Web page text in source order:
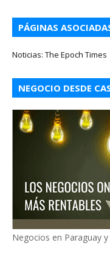
PÁGINAS
Noticias: The Epoch Times
NEGOCIO DESDE
Negocios en Paraguay